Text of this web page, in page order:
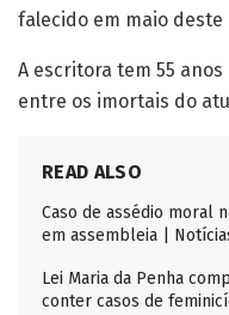
falecido em maio deste
A escritora tem 55
entre os imortais do
READ ALSO
Caso de assédio moral
em assembleia |
Lei Maria da Penha
conter casos de